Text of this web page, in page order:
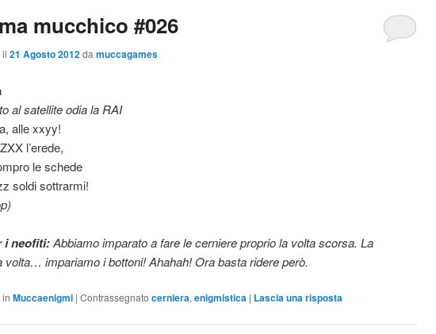
mucchico #026
il 21 Agosto 2012da muccagames
al satellite odia la RAI
alle xxyy!
l’erede,
le schede
soldi sottrarmi!
i neofiti:Abbiamo imparato a fare le cerniere proprio la volta scorsa. La
volta… impariamo i bottoni! Ahahah! Ora basta ridere però.
Muccaenigmi | Contrassegnato cerniera, enigmistica | Lascia una risposta